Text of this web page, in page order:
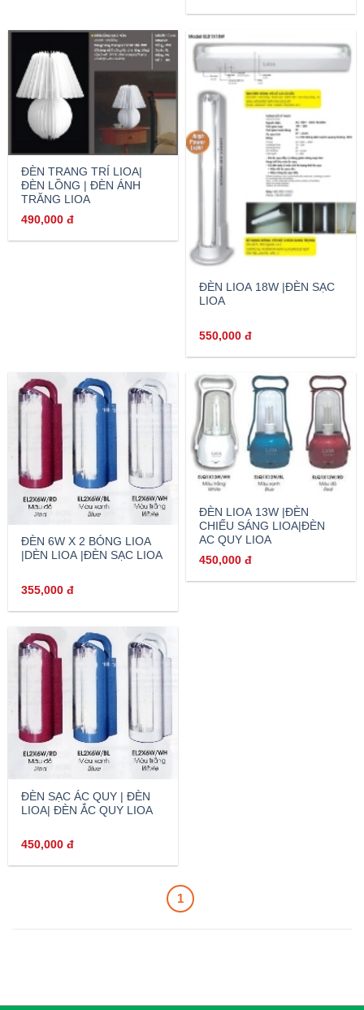
ĐÈN TRANG TRÍ LIOA|
ĐÈN LỒNG | ĐÈN ÁNH
TRĂNG LIOA
490,000đ
ĐÈN LIOA 18W |ĐÈN SẠC
LIOA
550,000đ
ĐÈN 6W X 2 BÓNG LIOA
|DÈN LIOA |ĐÈN SẠC LIOA
355,000đ
ĐÈN LIOA 13W |ĐÈN
CHIẾU SÁNG LIOA|ĐÈN
AC QUY LIOA
450,000đ
ĐÈN SẠC ÁC QUY | ĐÈN
LIOA| ĐÈN ẮC QUY LIOA
450,000đ
1